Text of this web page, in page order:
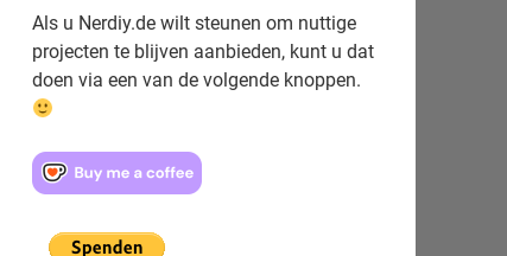
Als u Nerdiy.de wilt steunen om nuttige
projecten te blijven aanbieden, kunt u dat
doen via een van de volgende knoppen.